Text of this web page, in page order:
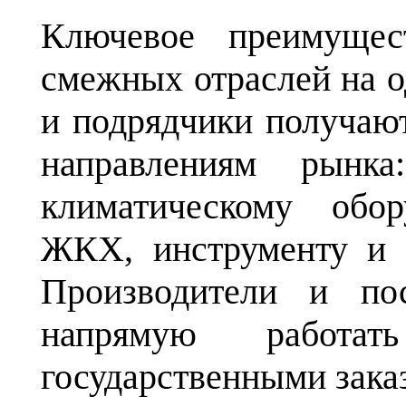
Ключевое
смежных отраслей на
и подрядчики
направлениям
климатическому
ЖКХ, инструменту и
Производители и
напрямую
государственными